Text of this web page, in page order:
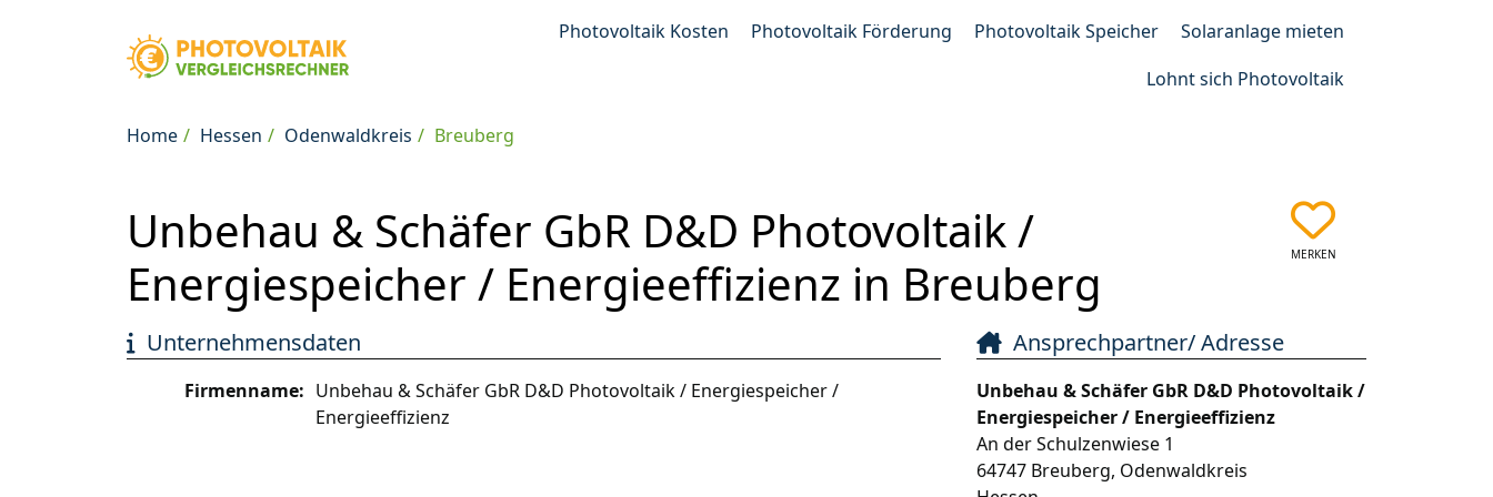
Photovoltaik Kosten Photovoltaik Förderung Photovoltaik Speicher
Solaranlage mieten
Lohnt sich Photovoltaik
Home Hessen Odenwaldkreis Breuberg
Unbehau & Schäfer GbR D&D Photovoltaik /
Energiespeicher / Energieeffizienz in Breuberg
MERKEN
Unternehmensdaten
Firmenname: Unbehau & Schäfer GbR D&D Photovoltaik / Energiespeicher /
Energieeffizienz
Ansprechpartner/ Adresse
Unbehau & Schäfer GbR D&D Photovoltaik /
Energiespeicher / Energieeffizienz
An der Schulzenwiese 1
64747 Breuberg, Odenwaldkreis